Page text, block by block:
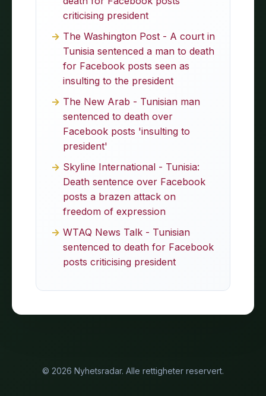
criticising president
The Washington Post - A court in
Tunisia sentenced a man to death
for Facebook posts seen as
insulting to the president
The New Arab - Tunisian man
sentenced to death over
Facebook posts 'insulting to
president'
Skyline International - Tunisia:
Death sentence over Facebook
posts a brazen attack on
freedom of expression
WTAQ News Talk - Tunisian
sentenced to death for Facebook
posts criticising president
© 2026 Nyhetsradar. Alle rettigheter reservert.